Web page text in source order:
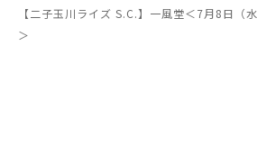
【二子玉川ライズ S.C.】一風堂＜7月8日（
＞